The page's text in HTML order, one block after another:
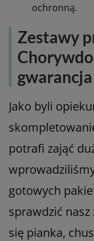
ochronną.
Zestawy
Jako byli
potrafi zająć
gotowych
sprawdzić
się pianka,